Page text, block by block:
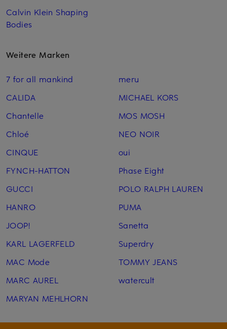
Calvin Klein Shaping
Bodies
Weitere Marken
7 for all mankind
CALIDA
Chantelle
Chloé
CINQUE
FYNCH-HATTON
GUCCI
HANRO
JOOP!
KARL LAGERFELD
MAC Mode
MARC AUREL
MARYAN MEHLHORN
meru
MICHAEL KORS
MOS MOSH
NEO NOIR
oui
Phase Eight
POLO RALPH LAUREN
PUMA
Sanetta
Superdry
TOMMY JEANS
watercult